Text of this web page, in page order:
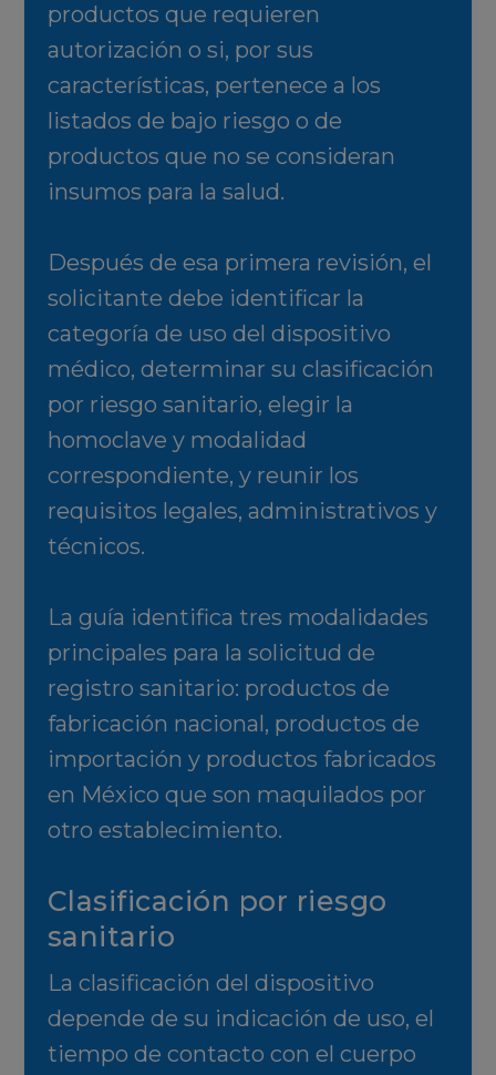
productos que requieren
autorización o si, por sus
características, pertenece a los
listados de bajo riesgo o de
productos que no se consideran
insumos para la salud.
Después de esa primera revisión, el
solicitante debe identificar la
categoría de uso del dispositivo
médico, determinar su clasificación
por riesgo sanitario, elegir la
homoclave y modalidad
correspondiente, y reunir los
requisitos legales, administrativos y
técnicos.
La guía identifica tres modalidades
principales para la solicitud de
registro sanitario: productos de
fabricación nacional, productos de
importación y productos fabricados
en México que son maquilados por
otro establecimiento.
Clasificación por riesgo
sanitario
La clasificación del dispositivo
depende de su indicación de uso, el
tiempo de contacto con el cuerpo